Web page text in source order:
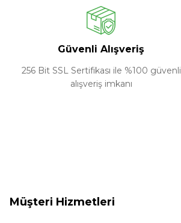
Güvenli Alışveriş
256 Bit SSL Sertifikası ile %100 güvenli
alışveriş imkanı
Müşteri Hizmetleri